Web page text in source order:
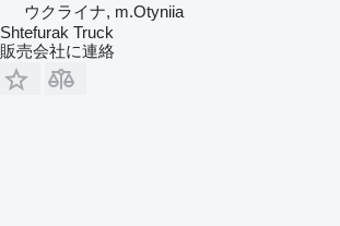
ウクライナ, m.Otyniia
Shtefurak Truck
販売会社に連絡